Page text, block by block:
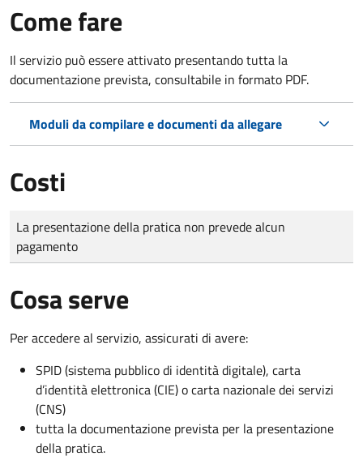
Come fare
Il servizio può essere attivato presentando tutta la
documentazione prevista, consultabile in formato PDF.
Moduli da compilare e documenti da allegare
Costi
Tipo di pagamento
Importo
La presentazione della pratica non prevede alcun
pagamento
Cosa serve
Per accedere al servizio, assicurati di avere:
SPID (sistema pubblico di identità digitale), carta
d’identità elettronica (CIE) o carta nazionale dei servizi
(CNS)
tutta la documentazione prevista per la presentazione
della pratica.